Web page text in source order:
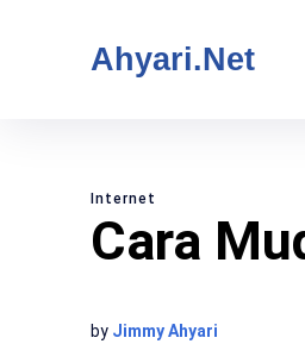
Ahyari.Net
Internet
Cara
by Jimmy Ahyari